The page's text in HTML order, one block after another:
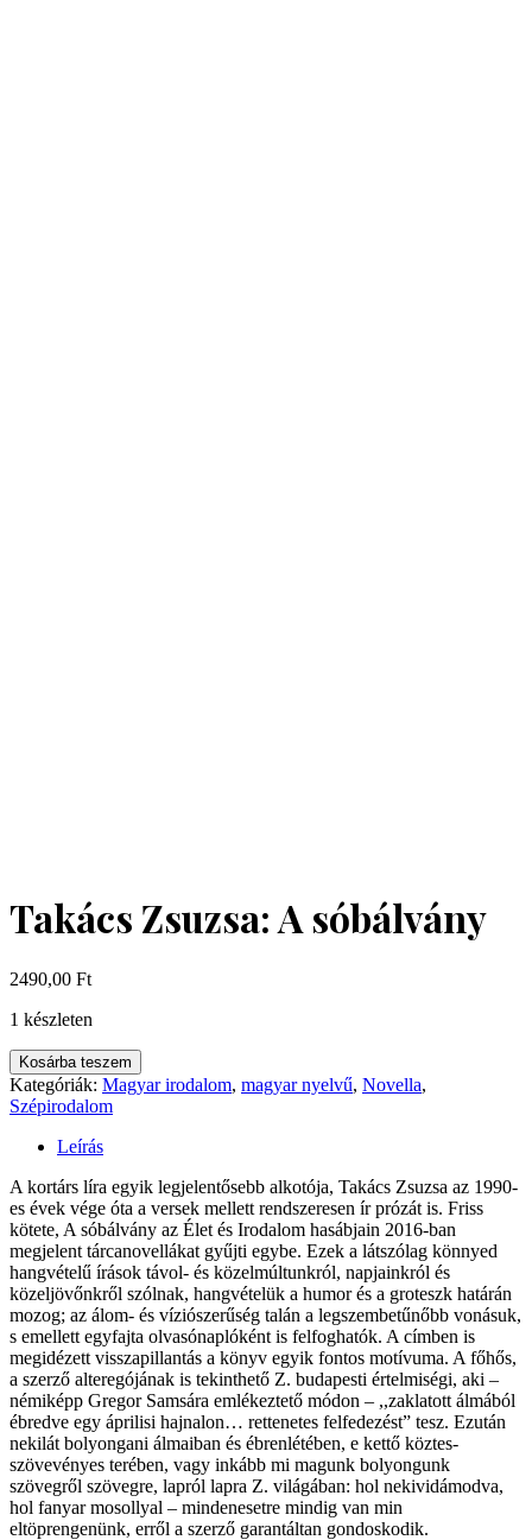
Takács Zsuzsa: A sóbálvány
2490,00 Ft
1 készleten
Takács
Zsuzsa:
A
sóbálvány
mennyiség
Kosárba teszem
Kategóriák: Magyar irodalom, magyar nyelvű, Novella,
Szépirodalom
Leírás
A kortárs líra egyik legjelentősebb alkotója, Takács Zsuzsa az 1990-
es évek vége óta a versek mellett rendszeresen ír prózát is. Friss
kötete, A sóbálvány az Élet és Irodalom hasábjain 2016-ban
megjelent tárcanovellákat gyűjti egybe. Ezek a látszólag könnyed
hangvételű írások távol- és közelmúltunkról, napjainkról és
közeljövőnkről szólnak, hangvételük a humor és a groteszk határán
mozog; az álom- és víziószerűség talán a legszembetűnőbb vonásuk,
s emellett egyfajta olvasónaplóként is felfoghatók. A címben is
megidézett visszapillantás a könyv egyik fontos motívuma. A főhős,
a szerző alteregójának is tekinthető Z. budapesti értelmiségi, aki –
némiképp Gregor Samsára emlékeztető módon – ,,zaklatott álmából
ébredve egy áprilisi hajnalon… rettenetes felfedezést” tesz. Ezután
nekilát bolyongani álmaiban és ébrenlétében, e kettő köztes-
szövevényes terében, vagy inkább mi magunk bolyongunk
szövegről szövegre, lapról lapra Z. világában: hol nekividámodva,
hol fanyar mosollyal – mindenesetre mindig van min
eltöprengenünk, erről a szerző garantáltan gondoskodik.